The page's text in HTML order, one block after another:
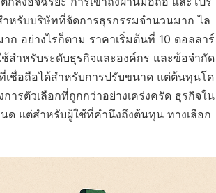
หรับบริษัทที่จัดการธุรกรรมจำนวนมาก ไล
ก อย่างไรก็ตาม ราคาเริ่มต้นที่ 10 ดอลลาร์
สำหรับระดับธุรกิจและองค์กร และข้อจำกัด
เชื่อถือได้สำหรับการปรับขนาด แต่ต้นทุนโด
ารตัวเลือกที่ถูกกว่าอย่างเคร่งครัด ธุรกิจใน
แต่สำหรับผู้ใช้ที่คำนึงถึงต้นทุน ทางเลือก